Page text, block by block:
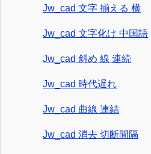
Jw_cad 文字 揃える 横
Jw_cad 文字化け 中国語
Jw_cad 斜め 線 連続
Jw_cad 時代遅れ
Jw_cad 曲線 連結
Jw_cad 消去 切断間隔